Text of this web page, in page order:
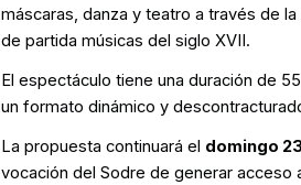
máscaras, danza y teatro a través de
de partida músicas del siglo XVII.
El espectáculo tiene una duración de
un formato dinámico y
La propuesta continuará el domingo
vocación del Sodre de generar acceso